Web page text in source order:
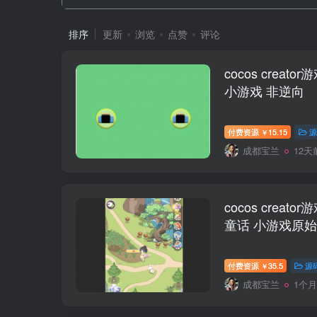
排序 更新 浏览 点赞 评论
cocos creator
小游戏 非逆向
付费资源 ￥ 15.15
成都宝兰 12天
cocos creator
童话 小游戏原
付费资源 ￥35.5 源
成都宝兰 1个